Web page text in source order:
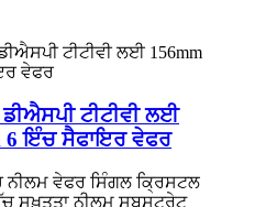
ਟੀਟੀਵੀ ਲਈ
6 ਇੰਚ ਸੈਫਾਇਰ ਵੇਫਰ